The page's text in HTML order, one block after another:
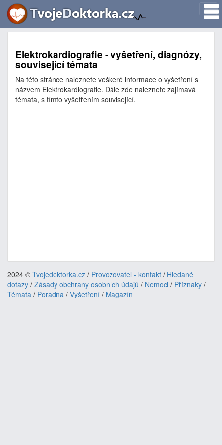
Elektrokardiografie - vyšetření, diagnózy,
související témata
Na této stránce naleznete veškeré informace o vyšetření s
názvem Elektrokardiografie. Dále zde naleznete zajímavá
témata, s tímto vyšetřením související.
2024 © Tvojedoktorka.cz / Provozovatel - kontakt / Hledané
dotazy / Zásady obchrany osobních údajů / Nemoci / Příznaky /
Témata / Poradna / Vyšetření / Magazín